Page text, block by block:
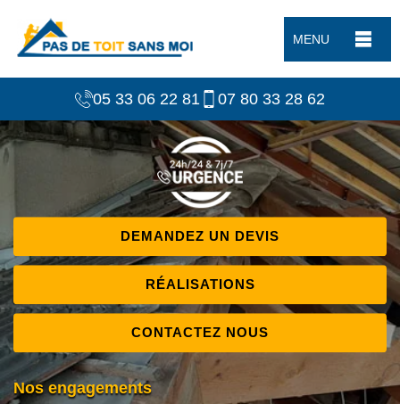
MENU
05 33 06 22 81 07 80 33 28 62
DEMANDEZ UN DEVIS
RÉALISATIONS
CONTACTEZ NOUS
Nos engagements